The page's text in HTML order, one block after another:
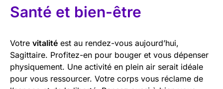
Santé et bien-être
Votre vitalité est au rendez-vous aujourd’hui,
Sagittaire. Profitez-en pour bouger et vous dépenser
physiquement. Une activité en plein air serait idéale
pour vous ressourcer. Votre corps vous réclame de